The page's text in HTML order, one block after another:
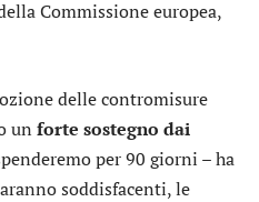
Commissione europea,
delle contromisure
un forte sostegno dai
per 90 giorni – ha
soddisfacenti, le